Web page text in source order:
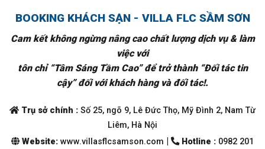
BOOKING KHÁCH SẠN - VILLA FLC SẦM SƠN
Cam kết không ngừng nâng cao chất lượng dịch vụ & làm
việc với
tôn chỉ “Tâm Sáng Tầm Cao” để trở thành “Đối tác tin
cậy” đối với khách hàng và đối tác!.
Trụ sở chính : Số 25, ngõ 9, Lê Đức Thọ, Mỹ Đình 2, Nam Từ
Liêm, Hà Nội
Website: www.villasflcsamson.com | Hotline : 0982 201